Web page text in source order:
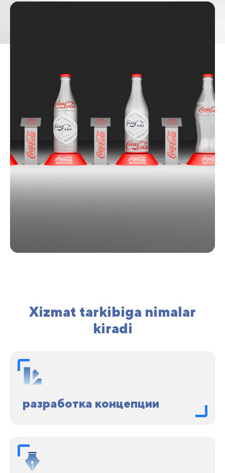
Xizmat tarkibiga nimalar
kiradi
разработка концепции